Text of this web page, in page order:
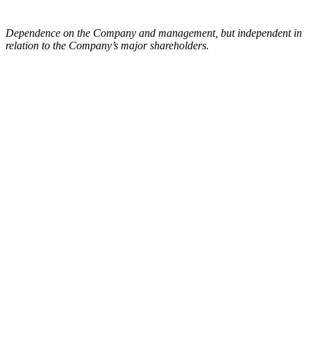
Dependence on the Company and management, but independent in
relation to the Company’s major shareholders.